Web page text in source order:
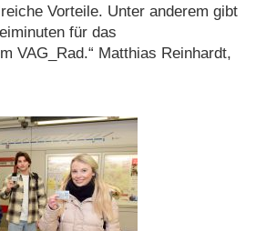
Vorteile. Unter anderem gibt
für das
VAG_Rad.“ Matthias Reinhardt,